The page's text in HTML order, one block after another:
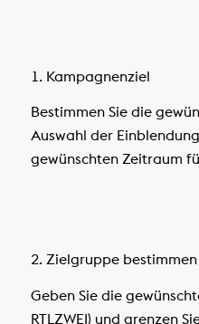
1. Kampagnenziel
Bestimmen Sie die
Auswahl der
gewünschten Zeitraum
2. Zielgruppe bestimmen
Geben Sie die
RTLZWEI) und grenzen